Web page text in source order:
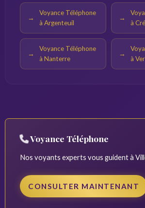
Voyance Téléphone
à Argenteuil
à
Voyance Téléphone
à Nanterre
à
Voyance Téléphone
Nos voyants experts vous guident à
CONSULTER MAINTENANT